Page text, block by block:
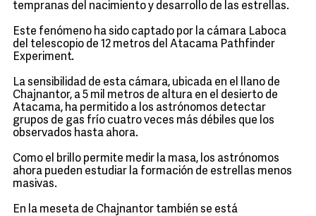
tempranas del nacimiento y desarrollo de las estrellas.
Este fenómeno ha sido captado por la cámara Laboca
del telescopio de 12 metros del Atacama Pathfinder
Experiment.
La sensibilidad de esta cámara, ubicada en el llano de
Chajnantor, a 5 mil metros de altura en el desierto de
Atacama, ha permitido a los astrónomos detectar
grupos de gas frío cuatro veces más débiles que los
observados hasta ahora.
Como el brillo permite medir la masa, los astrónomos
ahora pueden estudiar la formación de estrellas menos
masivas.
En la meseta de Chajnantor también se está